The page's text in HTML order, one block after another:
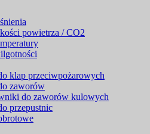
powietrza / CO2
klap przeciwpożarowych
zaworów
do zaworów kulowych
przepustnic